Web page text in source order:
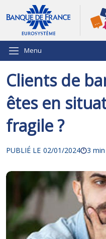
Aller au contenu principal
Menu
Clients de
êtes en
fragile ?
PUBLIÉ LE 02/01/2024 3 min